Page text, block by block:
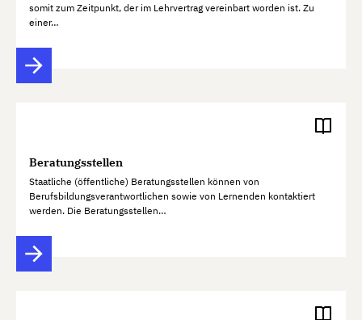
somit zum Zeitpunkt, der im Lehrvertrag vereinbart worden ist. Zu
einer…
Beratungsstellen
Staatliche (öffentliche) Beratungsstellen können von
Berufsbildungsverantwortlichen sowie von Lernenden kontaktiert
werden. Die Beratungsstellen…